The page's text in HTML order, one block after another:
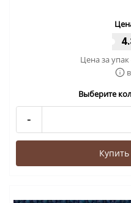
Цена за
Выберите
-
Купить